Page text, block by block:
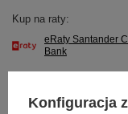
Kup na raty:
eRaty Santander
Bank
Konfiguracja